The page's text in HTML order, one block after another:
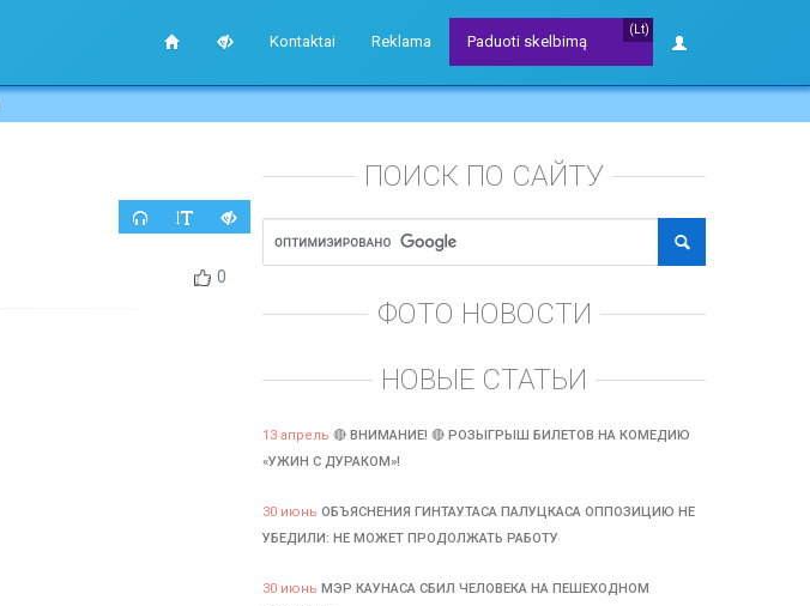
Kontaktai Reklama
(Lt)
Paduoti skelbimą
0
ПОИСК ПО САЙТУ
ФОТО НОВОСТИ
НОВЫЕ СТАТЬИ
13 апрель 🔴 ВНИМАНИЕ! 🔴 РОЗЫГРЫШ БИЛЕТОВ НА КОМЕДИЮ
«УЖИН С ДУРАКОМ»!
30 июнь ОБЪЯСНЕНИЯ ГИНТАУТАСА ПАЛУЦКАСА ОППОЗИЦИЮ НЕ
УБЕДИЛИ: НЕ МОЖЕТ ПРОДОЛЖАТЬ РАБОТУ
30 июнь МЭР КАУНАСА СБИЛ ЧЕЛОВЕКА НА ПЕШЕХОДНОМ